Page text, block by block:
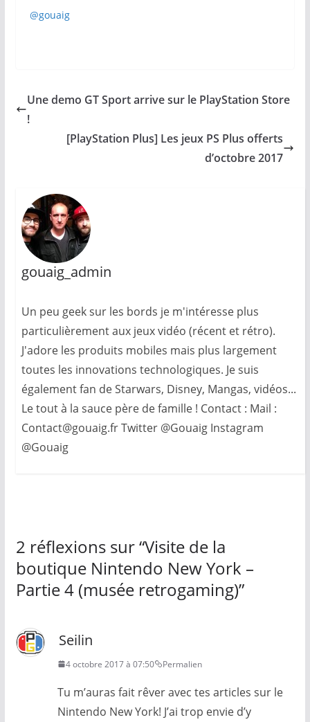
@gouaig
Une demo GT Sport arrive sur le PlayStation Store
!
[PlayStation Plus] Les jeux PS Plus offerts
d’octobre 2017
gouaig_admin
Un peu geek sur les bords je m'intéresse plus
particulièrement aux jeux vidéo (récent et rétro).
J'adore les produits mobiles mais plus largement
toutes les innovations technologiques. Je suis
également fan de Starwars, Disney, Mangas, vidéos...
Le tout à la sauce père de famille ! Contact : Mail :
Contact@gouaig.fr Twitter @Gouaig Instagram
@Gouaig
2 réflexions sur “Visite de la
boutique Nintendo New York –
Partie 4 (musée retrogaming)”
Seilin
4 octobre 2017 à 07:50 Permalien
Tu m’auras fait rêver avec tes articles sur le
Nintendo New York! J’ai trop envie d’y